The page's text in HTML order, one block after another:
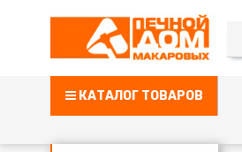
КАТАЛОГ ТОВАРОВ